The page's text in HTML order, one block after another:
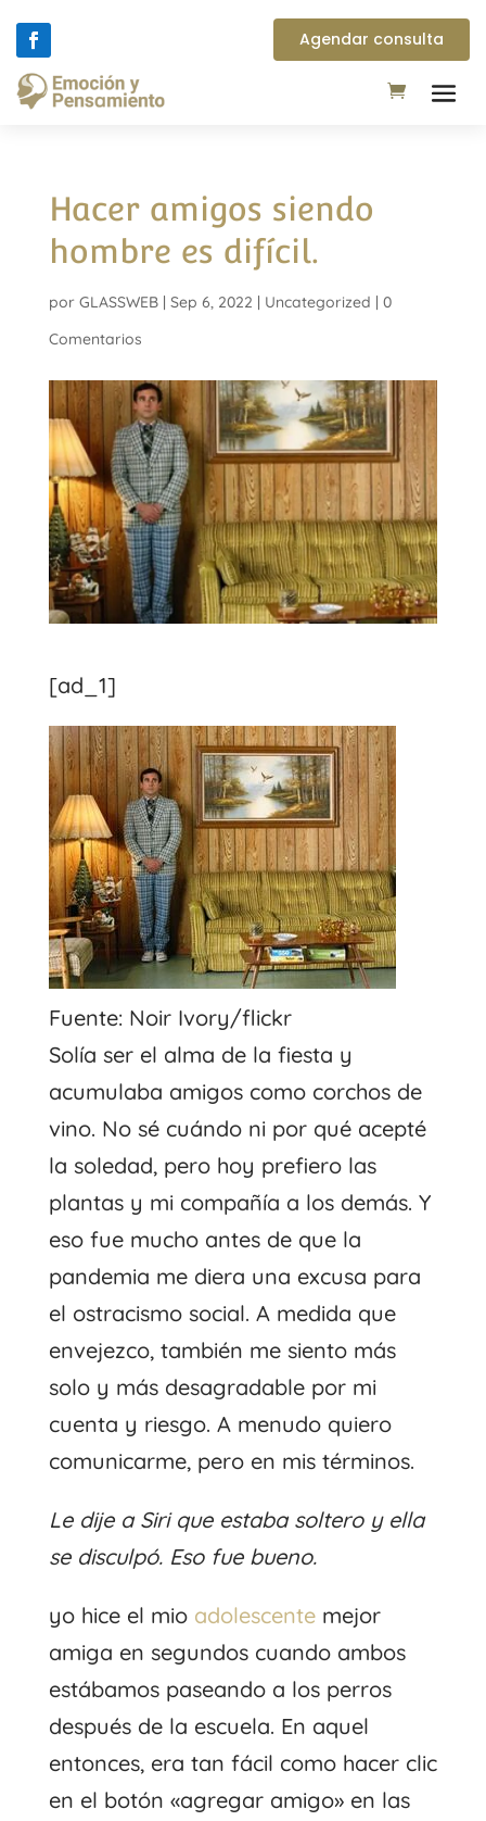
Agendar consulta
Hacer amigos siendo
hombre es difícil.
por GLASSWEB| Sep 6, 2022 | Uncategorized | 0
Comentarios
[ad_1]
Fuente: Noir Ivory/flickr
Solía ​​ser el alma de la fiesta y
acumulaba amigos como corchos de
vino. No sé cuándo ni por qué acepté
la soledad, pero hoy prefiero las
plantas y mi compañía a los demás. Y
eso fue mucho antes de que la
pandemia me diera una excusa para
el ostracismo social. A medida que
envejezco, también me siento más
solo y más desagradable por mi
cuenta y riesgo. A menudo quiero
comunicarme, pero en mis términos.
Le dije a Siri que estaba soltero y ella
se disculpó. Eso fue bueno.
yo hice el mio adolescentemejor
amiga en segundos cuando ambos
estábamos paseando a los perros
después de la escuela. En aquel
entonces, era tan fácil como hacer clic
en el botón «agregar amigo» en las